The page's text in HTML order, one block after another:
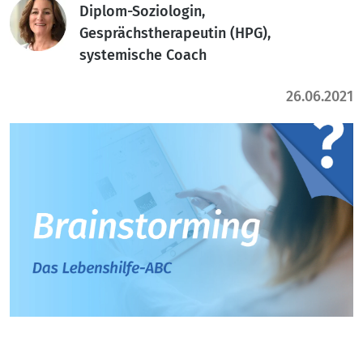
Diplom-Soziologin,
Gesprächstherapeutin (HPG),
systemische Coach
26.06.2021